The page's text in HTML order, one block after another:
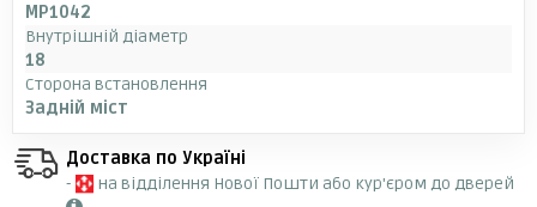
MP1042
Внутрішній діаметр
18
Сторона встановлення
Задній міст
Доставка по Україні
-
на відділення Нової Пошти або кур'єром до дверей